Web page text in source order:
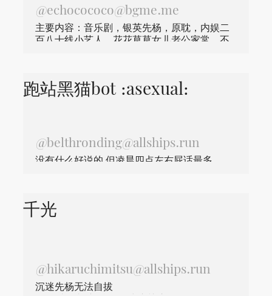
@echocococo@bgme.me
主要内容：音乐剧，银英先杨，原耽，内娱二
百八十线小艺人，花花草草女儿老公家常，不
跑站黑猫bot :asexual:
@belthronding@allships.run
没有什么好说的 但凌晨四点左右屁话最多
千光
@hikaruchimitsu@allships.run
沉迷先杨无法自拔